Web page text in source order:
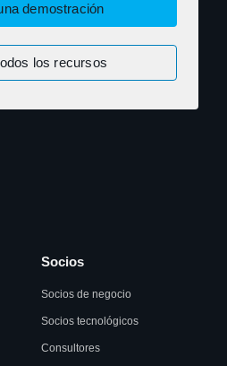
demostración
los recursos
Socios
Socios de negocio
Socios tecnológicos
Consultores